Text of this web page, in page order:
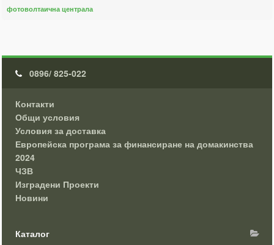
фотоволтаична централа
0896/ 825-022
Контакти
Общи условия
Условия за доставка
Европейска програма за финансиране на домакинства
2024
ЧЗВ
Изградени Проекти
Новини
Каталог